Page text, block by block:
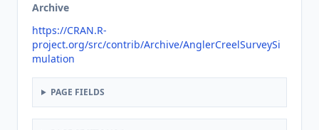
Archive
https://CRAN.R-
project.org/src/contrib/Archive/AnglerCreelSurveySi
mulation
PAGE FIELDS